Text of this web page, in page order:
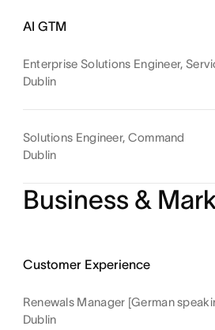
AI GTM
Enterprise Solutions Engineer,
Dublin
Solutions Engineer, Command
Dublin
Business &
Customer Experience
Renewals Manager [German
Dublin